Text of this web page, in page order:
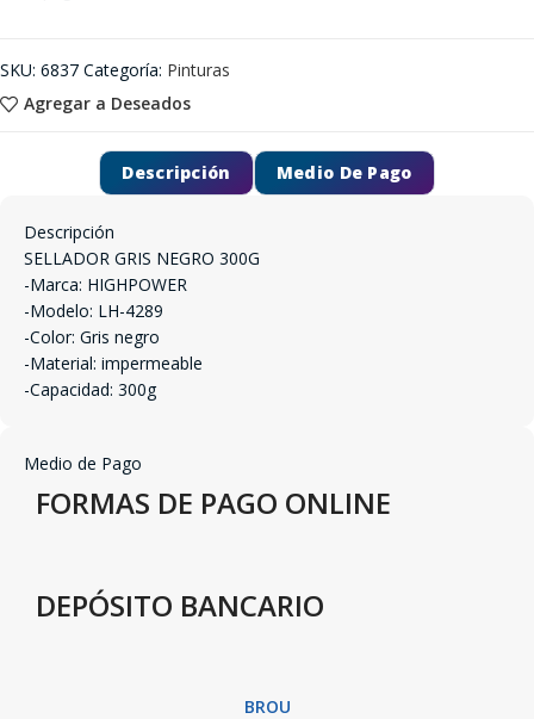
Agregar a Deseados
SKU: 6837 Categoría: Pinturas
Descripción Medio De Pago
Descripción
SELLADOR GRIS NEGRO 300G
-Marca: HIGHPOWER
-Modelo: LH-4289
-Color: Gris negro
-Material: impermeable
-Capacidad: 300g
Medio de Pago
FORMAS DE PAGO ONLINE
DEPÓSITO BANCARIO
BROU